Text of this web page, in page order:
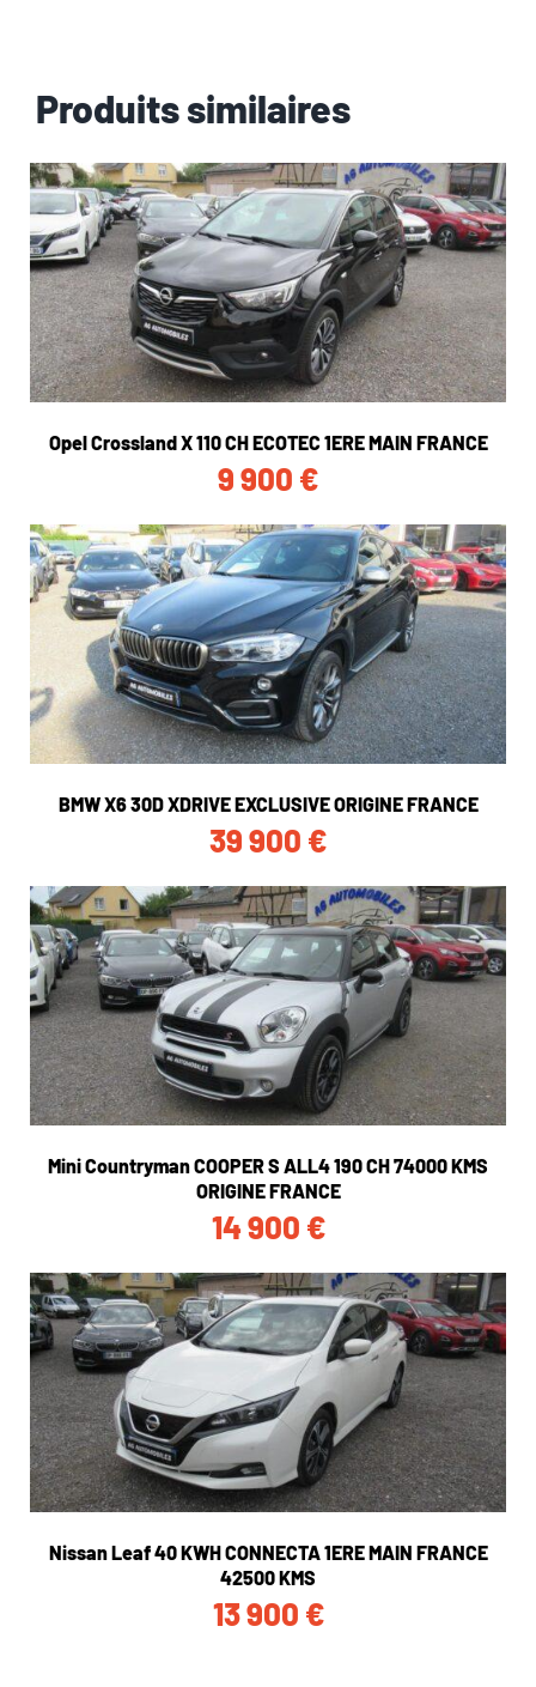
Produits similaires
Opel Crossland X 110 CH ECOTEC 1ERE MAIN FRANCE
9 900 €
BMW X6 30D XDRIVE EXCLUSIVE ORIGINE FRANCE
39 900 €
Mini Countryman COOPER S ALL4 190 CH 74000 KMS
ORIGINE FRANCE
14 900 €
Nissan Leaf 40 KWH CONNECTA 1ERE MAIN FRANCE
42500 KMS
13 900 €